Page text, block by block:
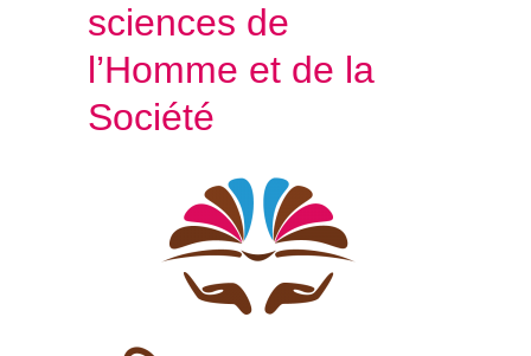
sciences de
l’Homme et de la
Société